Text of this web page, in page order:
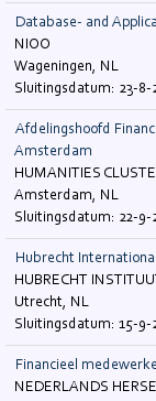
Database- and
NIOO
Wageningen, NL
23-8-
Afdelingshoofd
Amsterdam
HUMANITIES
Amsterdam, NL
22-9-
Hubrecht
HUBRECHT
Utrecht, NL
15-9-
Financieel
NEDERLANDS